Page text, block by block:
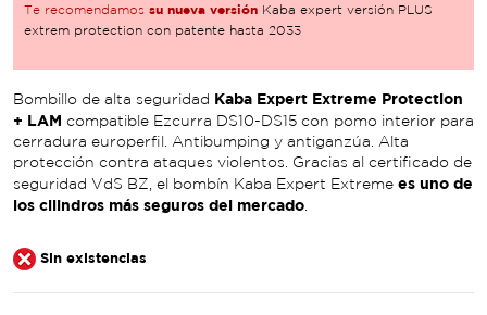
Te recomendamos su nueva versión Kaba expert versión PLUS
extrem protection con patente hasta 2033
Bombillo de alta seguridad Kaba Expert Extreme Protection
+ LAM compatible Ezcurra DS10-DS15 con pomo interior para
cerradura europerfil. Antibumping y antiganzúa. Alta
protección contra ataques violentos. Gracias al certificado de
seguridad VdS BZ, el bombín Kaba Expert Extreme es uno de
los cilindros más seguros del mercado
Sin existencias